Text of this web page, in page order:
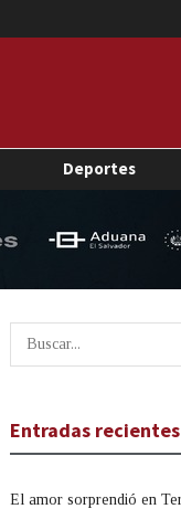
Deportes
Entradas recientes
El amor sorprendió en